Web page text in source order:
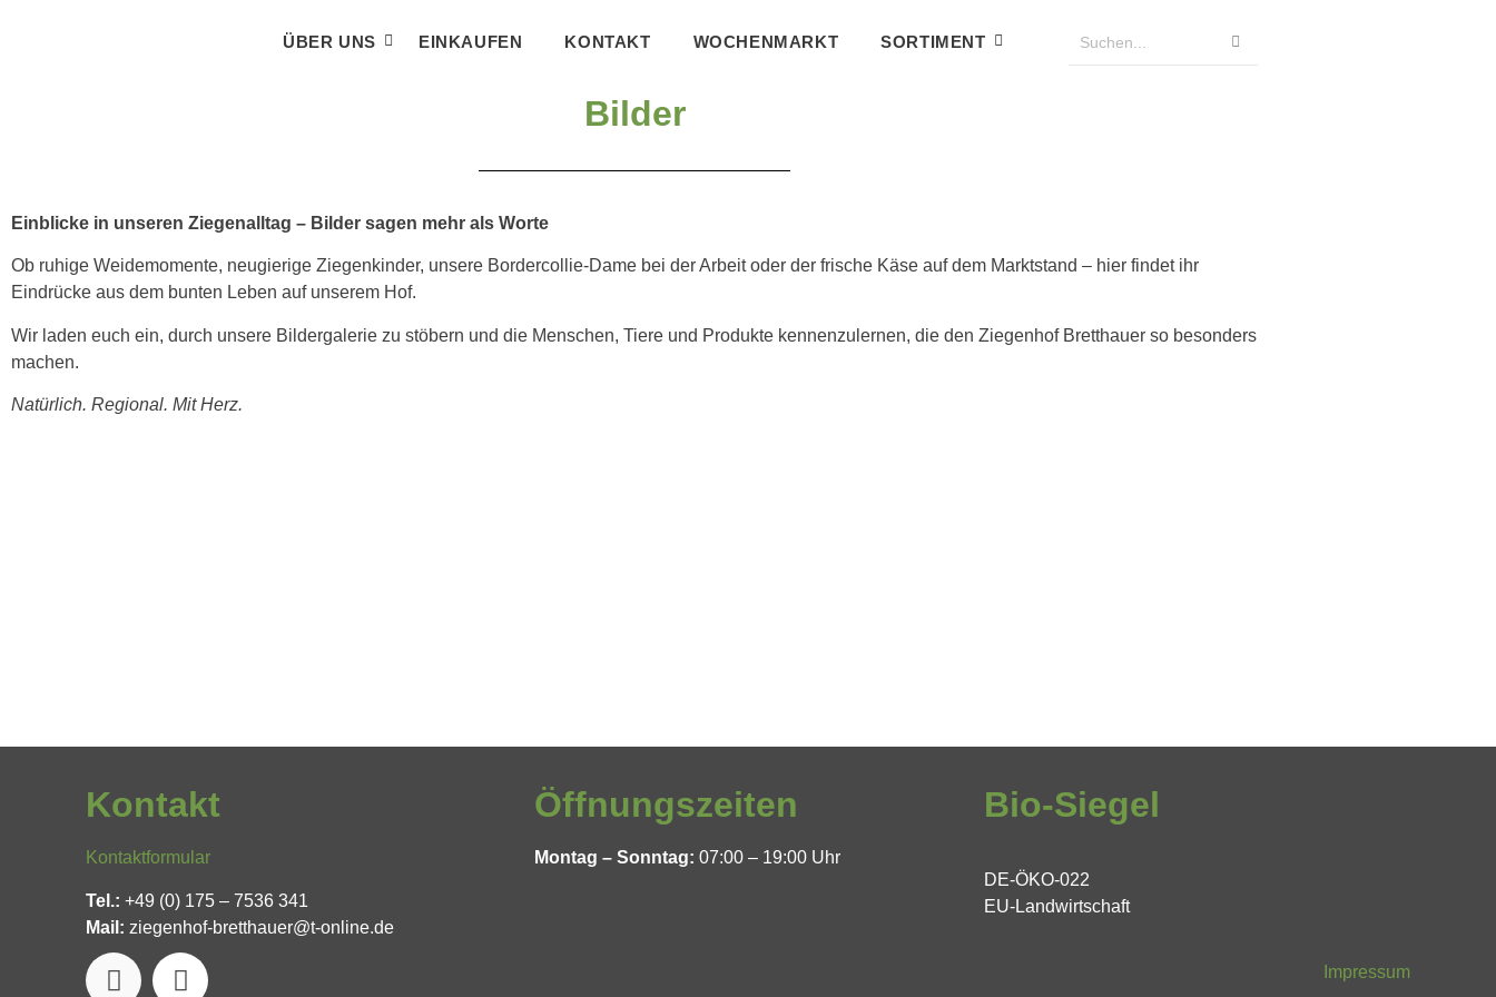
ÜBER UNS EINKAUFEN KONTAKT WOCHENMARKT SORTIMENT
Bilder
Einblicke in unseren Ziegenalltag – Bilder sagen mehr als Worte
Ob ruhige Weidemomente, neugierige Ziegenkinder, unsere Bordercollie-Dame bei der Arbeit oder der frische Käse auf dem Marktstand – hier findet ihr
Eindrücke aus dem bunten Leben auf unserem Hof.
Wir laden euch ein, durch unsere Bildergalerie zu stöbern und die Menschen, Tiere und Produkte kennenzulernen, die den Ziegenhof Bretthauer so besonders
machen.
Natürlich. Regional. Mit Herz.
Kontakt
Kontaktformular
Tel.: +49 (0) 175 – 7536 341
Mail: ziegenhof-bretthauer@t-online.de
Öffnungszeiten
Montag – Sonntag:07:00 – 19:00 Uhr
Bio-Siegel
DE-ÖKO-022
EU-Landwirtschaft
Impressum